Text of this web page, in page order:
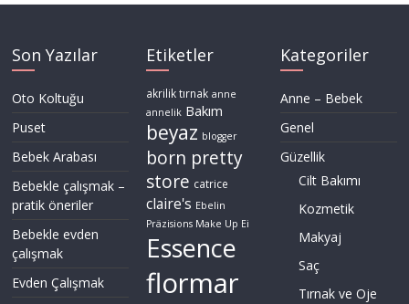
Son Yazılar
Oto Koltuğu
Puset
Bebek Arabası
Bebekle çalışmak –
pratik öneriler
Bebekle evden
çalışmak
Evden Çalışmak
Etiketler
akrilik tırnak anne
annelik Bakım
beyaz blogger
born pretty
store catrice
claire's Ebelin
Präzisions Make Up Ei
Essence
flormar
Kategoriler
Anne – Bebek
Genel
Güzellik
Cilt Bakımı
Kozmetik
Makyaj
Saç
Tırnak ve Oje